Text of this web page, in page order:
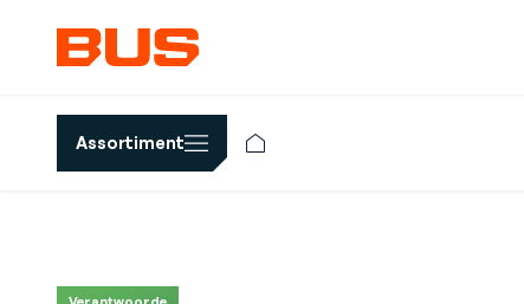
Assortiment